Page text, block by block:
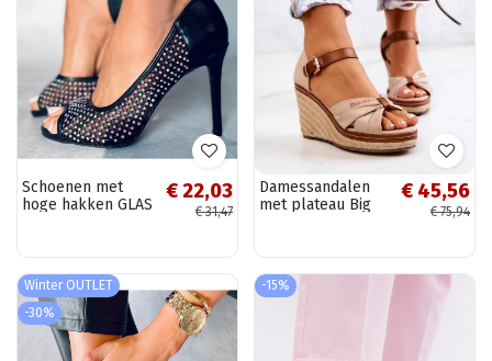
Schoenen met
hoge hakken GLAS
€ 22,03
€ 31,47
Damessandalen
met plateau Big
€ 45,56
€ 75,94
Winter OUTLET
-30%
-15%